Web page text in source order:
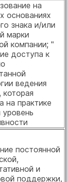
на
основаниях
знака и/или
марки
компании; "
доступа к
ведения
которая
на практике
постоянной
и
поддержки,